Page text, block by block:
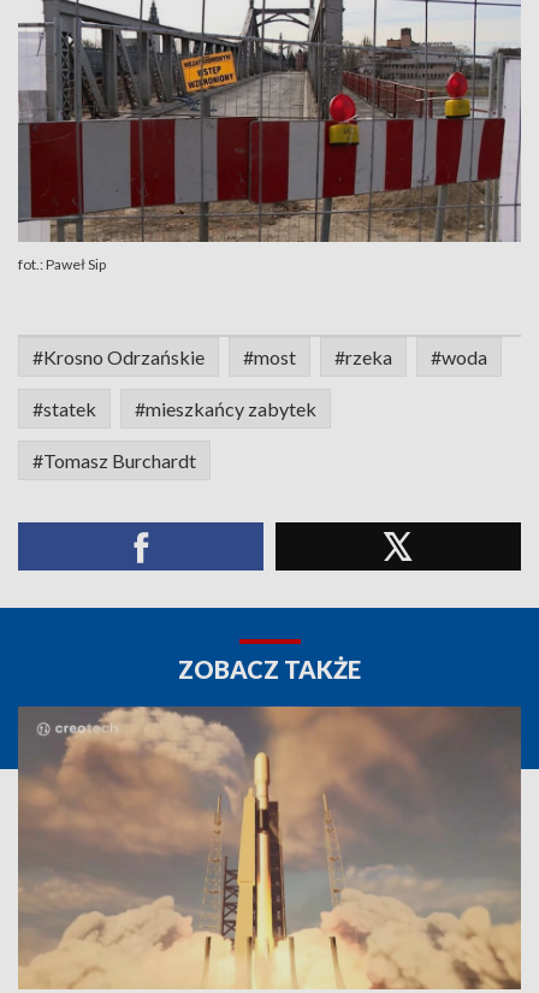
fot.: Paweł Sip
#Krosno Odrzańskie #most #rzeka #woda
#statek #mieszkańcy zabytek
#Tomasz Burchardt
ZOBACZ TAKŻE